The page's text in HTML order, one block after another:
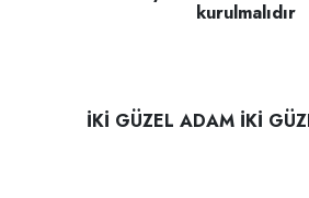
kurulmalıdır
İKİ GÜZEL ADAM İKİ